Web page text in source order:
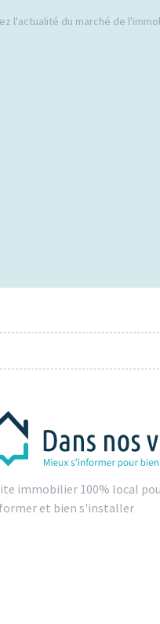
l'actualité du marché de
immobilier 100% local
et bien s'installer